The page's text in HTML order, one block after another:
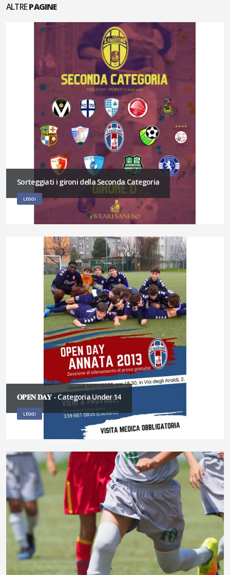
ALTREPAGINE
Sorteggiati i gironi della Seconda Categoria
LEGGI
𝐎𝐏𝐄𝐍 𝐃𝐀𝐘 - Categoria Under 14
LEGGI